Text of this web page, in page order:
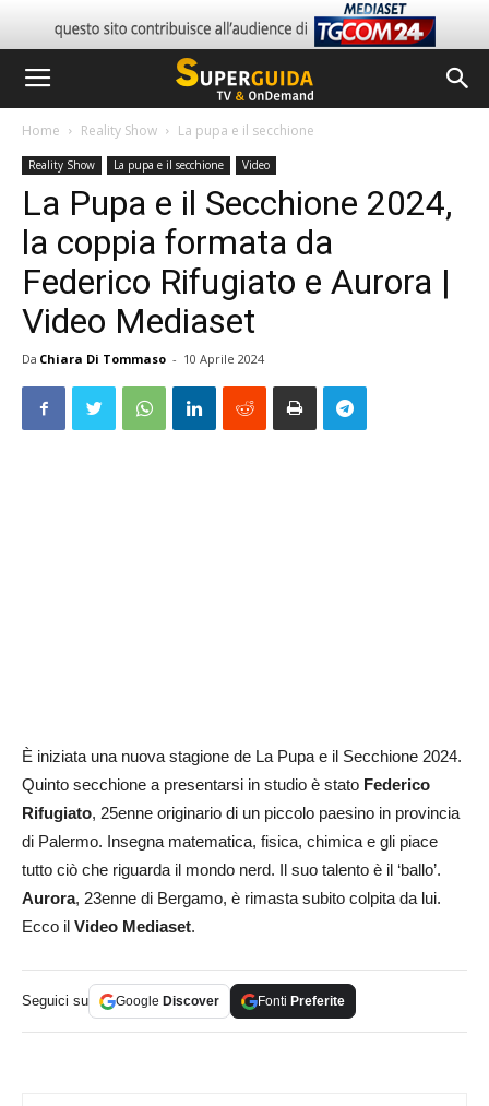
Home Reality Show La pupa e il secchione
Reality Show La pupa e il secchione Video
La Pupa e il Secchione 2024,
la coppia formata da
Federico Rifugiato e Aurora |
Video Mediaset
Da Chiara Di Tommaso - 10 Aprile 2024
È iniziata una nuova stagione de La Pupa e il Secchione 2024.
Quinto secchione a presentarsi in studio è stato Federico
Rifugiato, 25enne originario di un piccolo paesino in provincia
di Palermo. Insegna matematica, fisica, chimica e gli piace
tutto ciò che riguarda il mondo nerd. Il suo talento è il ‘ballo’.
Aurora, 23enne di Bergamo, è rimasta subito colpita da lui.
Ecco il Video Mediaset.
Seguici su Google Discover Fonti Preferite